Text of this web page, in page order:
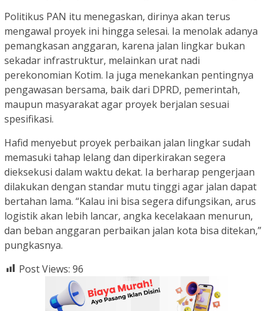
Politikus PAN itu menegaskan, dirinya akan terus
mengawal proyek ini hingga selesai. Ia menolak adanya
pemangkasan anggaran, karena jalan lingkar bukan
sekadar infrastruktur, melainkan urat nadi
perekonomian Kotim. Ia juga menekankan pentingnya
pengawasan bersama, baik dari DPRD, pemerintah,
maupun masyarakat agar proyek berjalan sesuai
spesifikasi.
Hafid menyebut proyek perbaikan jalan lingkar sudah
memasuki tahap lelang dan diperkirakan segera
dieksekusi dalam waktu dekat. Ia berharap pengerjaan
dilakukan dengan standar mutu tinggi agar jalan dapat
bertahan lama. “Kalau ini bisa segera difungsikan, arus
logistik akan lebih lancar, angka kecelakaan menurun,
dan beban anggaran perbaikan jalan kota bisa ditekan,”
pungkasnya.
Post Views: 96